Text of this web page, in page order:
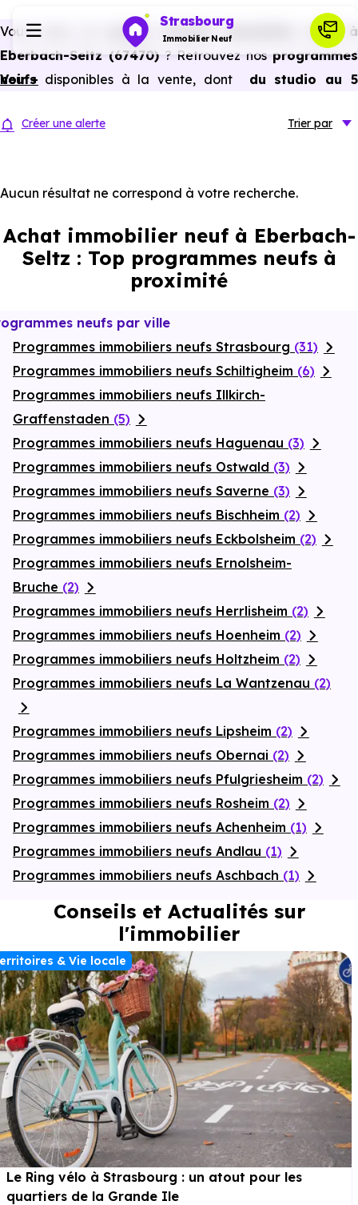
Strasbourg
Immobilier Neuf
Investir
Actualités
Financer
Vous avez un
projet d’achat immobilier neuf à
Eberbach-Seltz (67470)? Retrouvez nos programmes
neufsdisponibles à la vente, dont
du studio au 5
d’agence.
à Eberbach-Seltz (67470), vous pouvez aussi bénéficier
cas, frais de notaire réduits, bonnes performances
énergétiques, garanties constructeur, etc.
Voir +
Créer une alerte Trier par
Aucun résultat ne correspond à votre recherche.
Achat immobilier neuf à Eberbach-
Seltz : Top programmes neufs à
proximité
neufs par ville
Programmes immobiliers neufs Strasbourg (31)
Programmes immobiliers neufs Schiltigheim (6)
Programmes immobiliers neufs Illkirch-
Graffenstaden (5)
Programmes immobiliers neufs Haguenau (3)
Programmes immobiliers neufs Ostwald (3)
Programmes immobiliers neufs Saverne (3)
Programmes immobiliers neufs Bischheim (2)
Programmes immobiliers neufs Eckbolsheim (2)
Programmes immobiliers neufs Ernolsheim-
Bruche (2)
Programmes immobiliers neufs Herrlisheim (2)
Programmes immobiliers neufs Hoenheim (2)
Programmes immobiliers neufs Holtzheim (2)
Programmes immobiliers neufs La Wantzenau (2)
Programmes immobiliers neufs Lipsheim (2)
Programmes immobiliers neufs Obernai (2)
Programmes immobiliers neufs Pfulgriesheim (2)
Programmes immobiliers neufs Rosheim (2)
Programmes immobiliers neufs Achenheim (1)
Programmes immobiliers neufs Andlau (1)
Programmes immobiliers neufs Aschbach (1)
Conseils et Actualités sur
l'immobilier
& Vie locale
Le Ring vélo à Strasbourg : un atout pour les
quartiers de la Grande Ile